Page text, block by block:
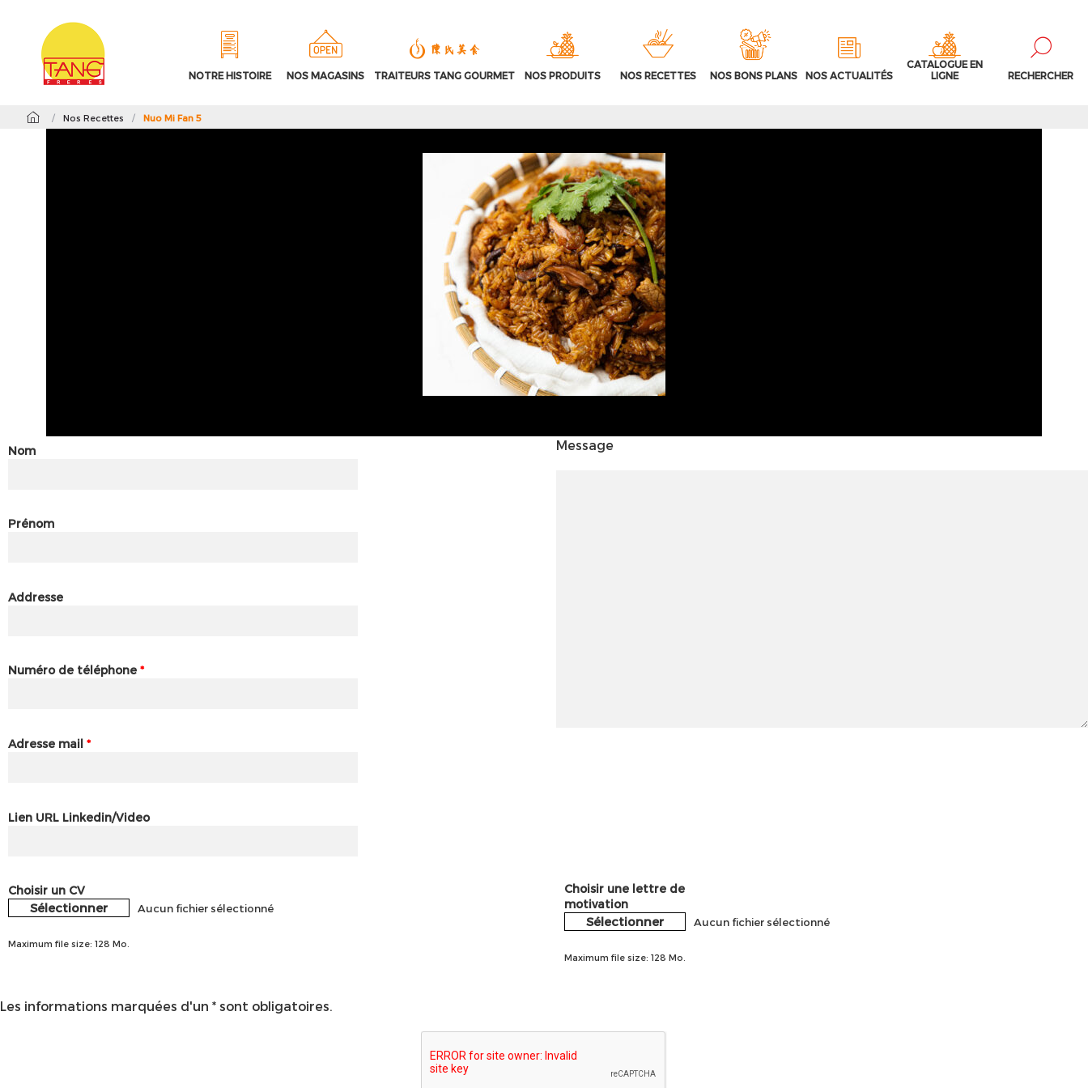
NOTRE HISTOIRE NOS MAGASINS TRAITEURS TANG GOURMET NOS PRODUITS NOS RECETTES NOS BONS PLANS NOS ACTUALITÉS
CATALOGUE EN
LIGNE
RECHERCHER
/ Nos Recettes / Nuo Mi Fan 5
Nom
Prénom
Addresse
Numéro de téléphone *
Adresse mail *
Lien URL Linkedin/Video
Message
Choisir un CV
Sélectionner Aucun fichier sélectionné
Maximum file size: 128 Mo.
Choisir une lettre de
motivation
Sélectionner Aucun fichier sélectionné
Maximum file size: 128 Mo.
Les informations marquées d'un * sont obligatoires.